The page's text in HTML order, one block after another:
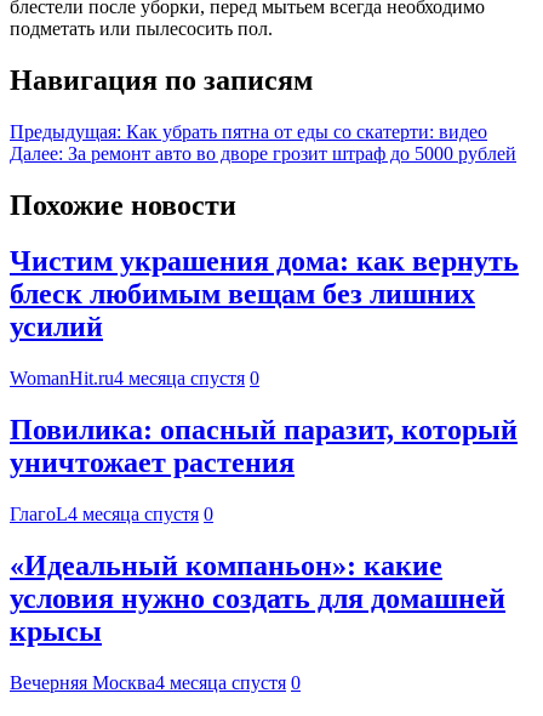
блестели после уборки, перед мытьем всегда необходимо
подметать или пылесосить пол.
Навигация по записям
Предыдущая: Как убрать пятна от еды со скатерти: видео
Далее: За ремонт авто во дворе грозит штраф до 5000 рублей
Похожие новости
Чистим украшения дома: как вернуть
блеск любимым вещам без лишних
усилий
WomanHit.ru4 месяца спустя 0
Повилика: опасный паразит, который
уничтожает растения
ГлагоL4 месяца спустя 0
«Идеальный компаньон»: какие
условия нужно создать для домашней
крысы
Вечерняя Москва4 месяца спустя 0